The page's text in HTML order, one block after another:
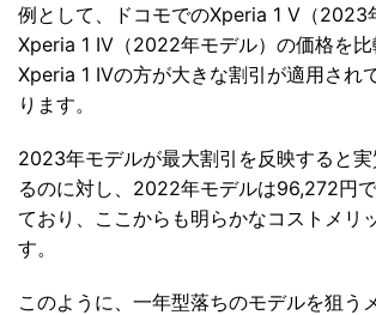
例として、ドコモでのXperia 1 V（2023
Xperia 1 IV（2022年モデル）の価格を比
Xperia 1 IVの方が大きな割引が適用され
ります。
2023年モデルが最大割引を反映すると
るのに対し、2022年モデルは96,272円
ており、ここからも明らかなコストメリ
す。
このように、一年型落ちのモデルを狙う